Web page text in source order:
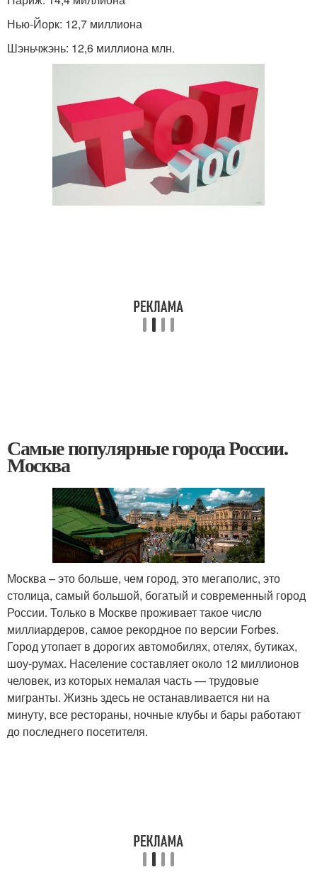
Нью-Йорк: 12,7 миллиона
Шэньчжэнь: 12,6 миллиона млн.
Самые популярные города России.
Москва
Москва – это больше, чем город, это мегаполис, это
столица, самый большой, богатый и современный город
России. Только в Москве проживает такое число
миллиардеров, самое рекордное по версии Forbes.
Город утопает в дорогих автомобилях, отелях, бутиках,
шоу-румах. Население составляет около 12 миллионов
человек, из которых немалая часть — трудовые
мигранты. Жизнь здесь не останавливается ни на
минуту, все рестораны, ночные клубы и бары работают
до последнего посетителя.